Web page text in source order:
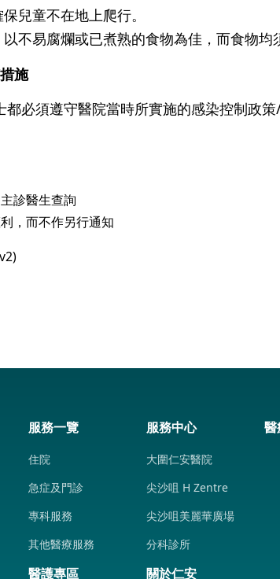
兒童不在地上爬行。
不易腐爛或已煮熟的食物為佳，而食物均
施
必須遵守醫院當時所實施的感染控制政策/
診醫生查詢
，而不作另行通知
服務一覽
住院
急症及門診
專科服務
其他醫療服務
服務中心
大圍仁安醫院
尖沙咀 H Zentre
尖沙咀美麗華廣場
分科診所
醫
醫護專區 關於仁安